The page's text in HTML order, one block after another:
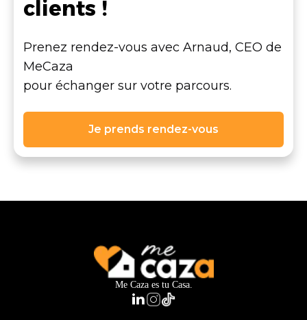
clients !
Prenez rendez-vous avec Arnaud, CEO de
MeCaza
pour échanger sur votre parcours.
Je prends rendez-vous
Me Caza es tu Casa.